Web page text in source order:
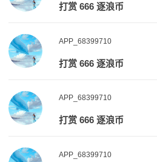
打赏 666 逐浪币
APP_68399710
打赏 666 逐浪币
APP_68399710
打赏 666 逐浪币
APP_68399710